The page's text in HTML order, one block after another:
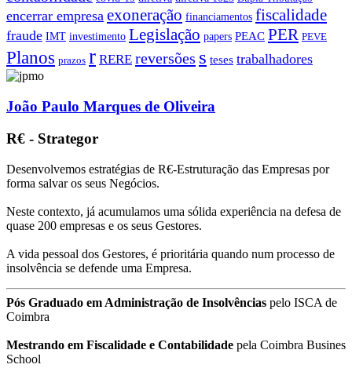
encerrar empresa exoneração financiamentos fiscalidade
fraude IMT investimento Legislação papers PEAC PER PEVE
Planos prazos r RERE reversões s teses trabalhadores
João Paulo Marques de Oliveira
R€ - Strategor
Desenvolvemos estratégias de R€-Estruturação das Empresas por
forma salvar os seus Negócios.
Neste contexto, já acumulamos uma sólida experiência na defesa de
quase 200 empresas e os seus Gestores.
A vida pessoal dos Gestores, é prioritária quando num processo de
insolvência se defende uma Empresa.
Pós Graduado em Administração de Insolvências pelo ISCA de
Coimbra
Mestrando em Fiscalidade e Contabilidade pela Coimbra Busines
School